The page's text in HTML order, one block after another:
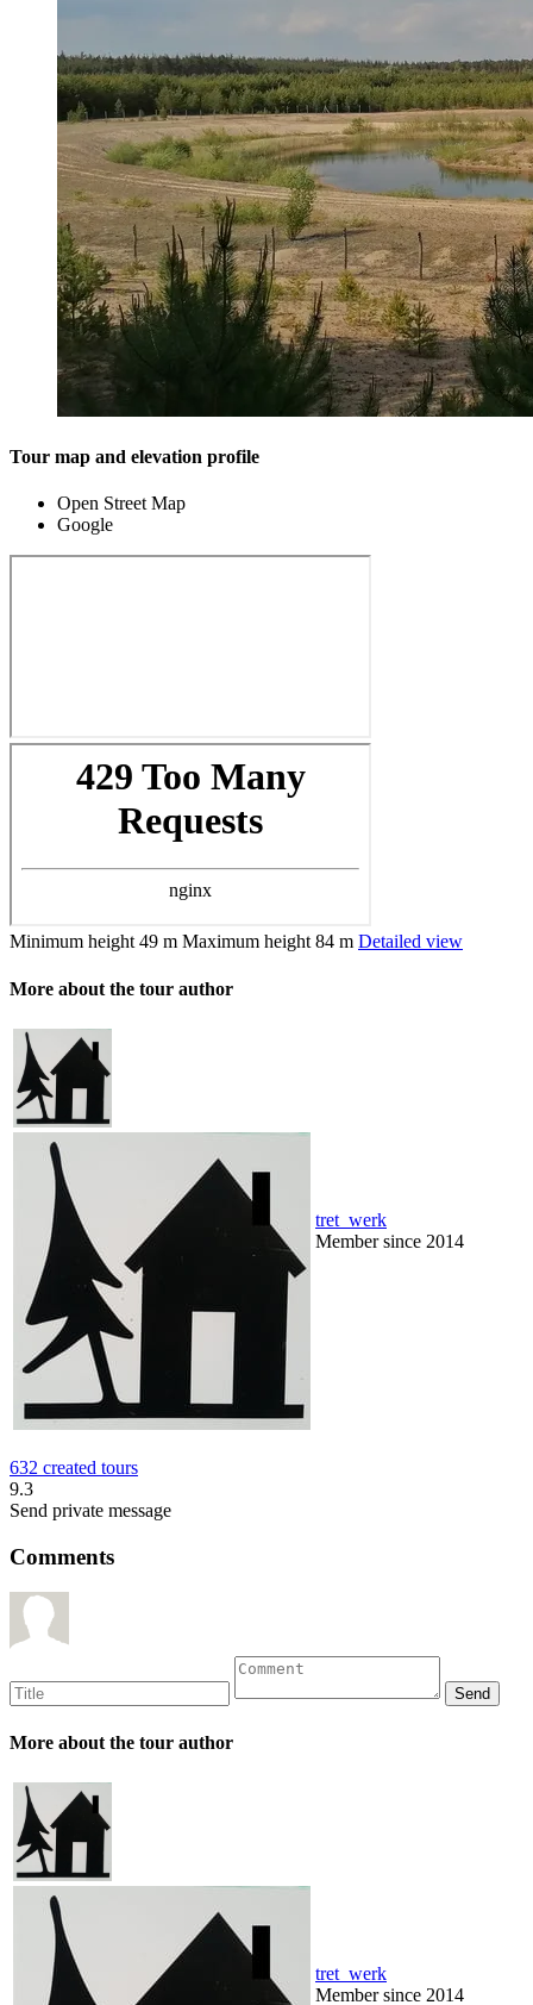
Tour map and elevation profile
Open Street Map
Google
Minimum height 49 m Maximum height 84 m Detailed view
More about the tour author
tret_werk
Member since 2014
632 created tours
9.3
Send private message
Comments
More about the tour author
tret_werk
Member since 2014